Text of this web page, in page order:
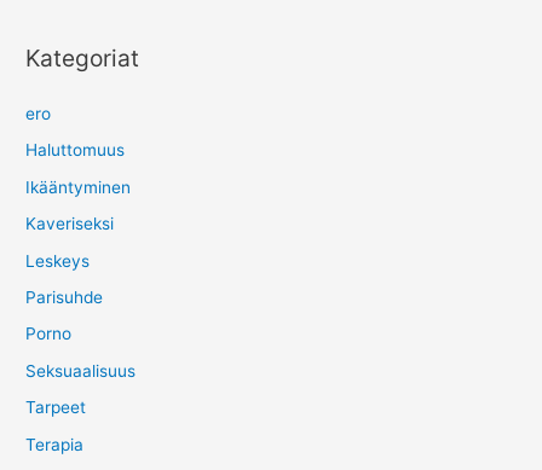
Kategoriat
ero
Haluttomuus
Ikääntyminen
Kaveriseksi
Leskeys
Parisuhde
Porno
Seksuaalisuus
Tarpeet
Terapia